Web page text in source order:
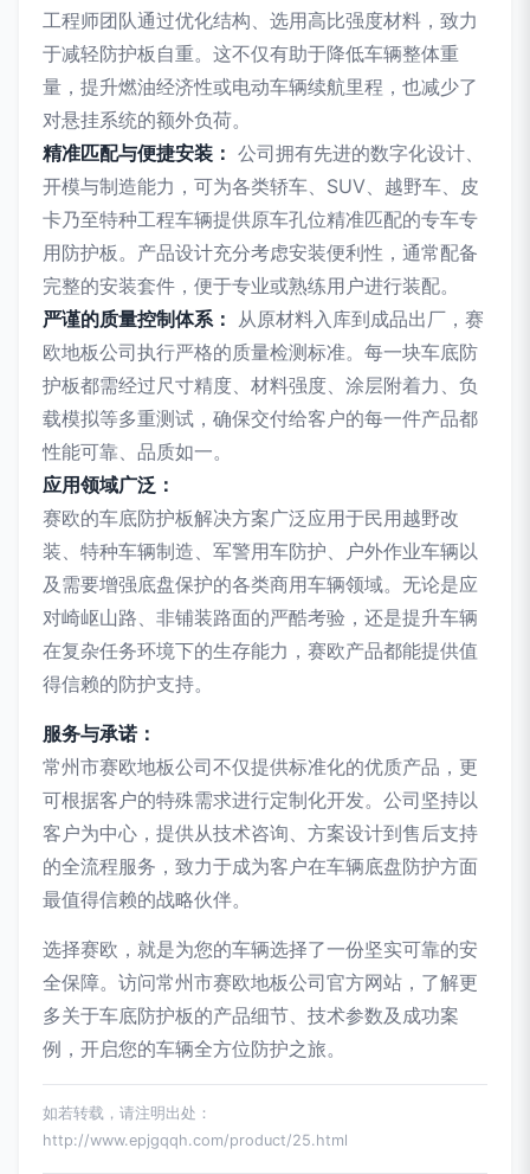
工程师团队通过优化结构、选用高比强度材料，致力
于减轻防护板自重。这不仅有助于降低车辆整体重
量，提升燃油经济性或电动车辆续航里程，也减少了
对悬挂系统的额外负荷。
精准匹配与便捷安装： 公司拥有先进的数字化设计、
开模与制造能力，可为各类轿车、SUV、越野车、皮
卡乃至特种工程车辆提供原车孔位精准匹配的专车专
用防护板。产品设计充分考虑安装便利性，通常配备
完整的安装套件，便于专业或熟练用户进行装配。
严谨的质量控制体系： 从原材料入库到成品出厂，赛
欧地板公司执行严格的质量检测标准。每一块车底防
护板都需经过尺寸精度、材料强度、涂层附着力、负
载模拟等多重测试，确保交付给客户的每一件产品都
性能可靠、品质如一。
应用领域广泛：
赛欧的车底防护板解决方案广泛应用于民用越野改
装、特种车辆制造、军警用车防护、户外作业车辆以
及需要增强底盘保护的各类商用车辆领域。无论是应
对崎岖山路、非铺装路面的严酷考验，还是提升车辆
在复杂任务环境下的生存能力，赛欧产品都能提供值
得信赖的防护支持。
服务与承诺：
常州市赛欧地板公司不仅提供标准化的优质产品，更
可根据客户的特殊需求进行定制化开发。公司坚持以
客户为中心，提供从技术咨询、方案设计到售后支持
的全流程服务，致力于成为客户在车辆底盘防护方面
最值得信赖的战略伙伴。
选择赛欧，就是为您的车辆选择了一份坚实可靠的安
全保障。访问常州市赛欧地板公司官方网站，了解更
多关于车底防护板的产品细节、技术参数及成功案
例，开启您的车辆全方位防护之旅。
如若转载，请注明出处：
http://www.epjgqqh.com/product/25.html